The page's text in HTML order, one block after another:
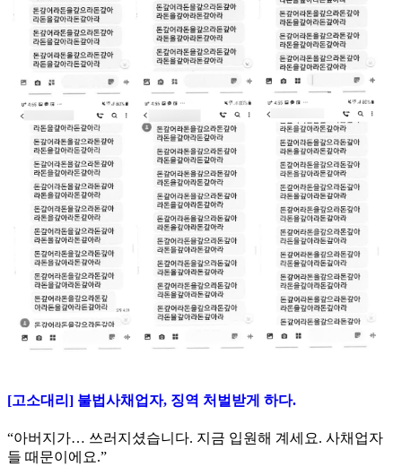
[고소대리] 불법사채업자, 징역 처벌받게 하다.
“아버지가… 쓰러지셨습니다. 지금 입원해 계세요. 사채업자
들 때문이에요.”